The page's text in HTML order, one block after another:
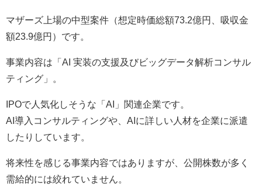
マザーズ上場の中型案件（想定時価総額73.2億円、吸収金
額23.9億円）です。
事業内容は「AI 実装の支援及びビッグデータ解析コンサル
ティング」。
IPOで人気化しそうな「AI」関連企業です。
AI導入コンサルティングや、AIに詳しい人材を企業に派遣
したりしています。
将来性を感じる事業内容ではありますが、公開株数が多く
需給的には絞れていません。